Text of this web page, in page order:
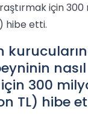
için
hibe etti.
nasıl
300
TL) hibe